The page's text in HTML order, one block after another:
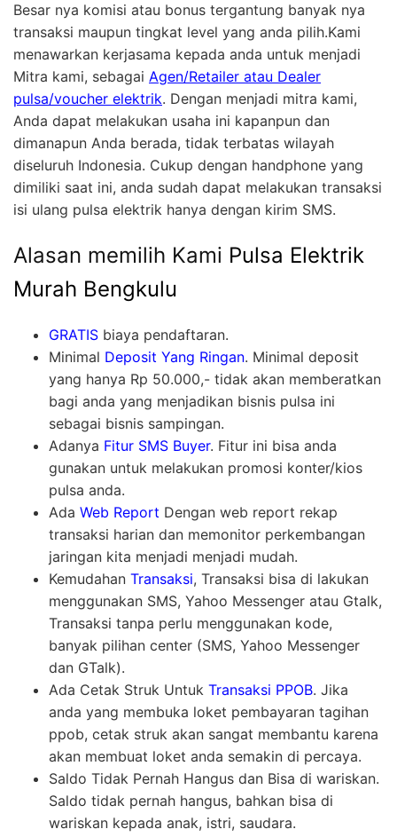
Besar nya komisi atau bonus tergantung banyak nya
transaksi maupun tingkat level yang anda pilih.Kami
menawarkan kerjasama kepada anda untuk menjadi
Mitra kami, sebagai Agen/Retailer atau Dealer
pulsa/voucher elektrik. Dengan menjadi mitra kami,
Anda dapat melakukan usaha ini kapanpun dan
dimanapun Anda berada, tidak terbatas wilayah
diseluruh Indonesia. Cukup dengan handphone yang
dimiliki saat ini, anda sudah dapat melakukan transaksi
isi ulang pulsa elektrik hanya dengan kirim SMS.
Alasan memilih Kami Pulsa Elektrik
Murah Bengkulu
GRATIS biaya pendaftaran.
Minimal Deposit Yang Ringan. Minimal deposit
yang hanya Rp 50.000,- tidak akan memberatkan
bagi anda yang menjadikan bisnis pulsa ini
sebagai bisnis sampingan.
Adanya Fitur SMS Buyer. Fitur ini bisa anda
gunakan untuk melakukan promosi konter/kios
pulsa anda.
Ada Web Report Dengan web report rekap
transaksi harian dan memonitor perkembangan
jaringan kita menjadi menjadi mudah.
Kemudahan Transaksi, Transaksi bisa di lakukan
menggunakan SMS, Yahoo Messenger atau Gtalk,
Transaksi tanpa perlu menggunakan kode,
banyak pilihan center (SMS, Yahoo Messenger
dan GTalk).
Ada Cetak Struk Untuk Transaksi PPOB. Jika
anda yang membuka loket pembayaran tagihan
ppob, cetak struk akan sangat membantu karena
akan membuat loket anda semakin di percaya.
Saldo Tidak Pernah Hangus dan Bisa di wariskan.
Saldo tidak pernah hangus, bahkan bisa di
wariskan kepada anak, istri, saudara.